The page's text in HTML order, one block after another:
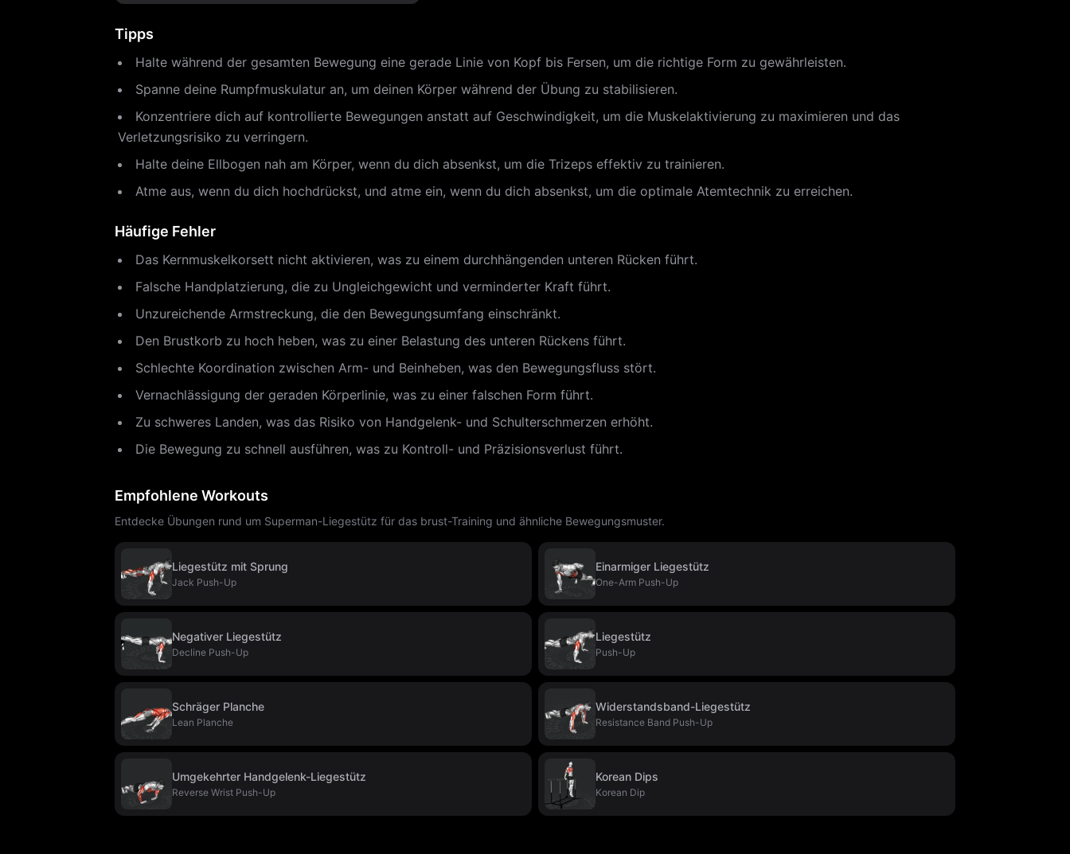
Tipps
Halte während der gesamten Bewegung eine gerade Linie von Kopf bis Fersen, um die richtige Form zu gewährleisten.
Spanne deine Rumpfmuskulatur an, um deinen Körper während der Übung zu stabilisieren.
Konzentriere dich auf kontrollierte Bewegungen anstatt auf Geschwindigkeit, um die Muskelaktivierung zu maximieren und das
Verletzungsrisiko zu verringern.
Halte deine Ellbogen nah am Körper, wenn du dich absenkst, um die Trizeps effektiv zu trainieren.
Atme aus, wenn du dich hochdrückst, und atme ein, wenn du dich absenkst, um die optimale Atemtechnik zu erreichen.
Häufige Fehler
Das Kernmuskelkorsett nicht aktivieren, was zu einem durchhängenden unteren Rücken führt.
Falsche Handplatzierung, die zu Ungleichgewicht und verminderter Kraft führt.
Unzureichende Armstreckung, die den Bewegungsumfang einschränkt.
Den Brustkorb zu hoch heben, was zu einer Belastung des unteren Rückens führt.
Schlechte Koordination zwischen Arm- und Beinheben, was den Bewegungsfluss stört.
Vernachlässigung der geraden Körperlinie, was zu einer falschen Form führt.
Zu schweres Landen, was das Risiko von Handgelenk- und Schulterschmerzen erhöht.
Die Bewegung zu schnell ausführen, was zu Kontroll- und Präzisionsverlust führt.
Empfohlene Workouts
Entdecke Übungen rund um Superman-Liegestütz für das brust-Training und ähnliche Bewegungsmuster.
Liegestütz mit Sprung
Jack Push-Up
Einarmiger Liegestütz
One-Arm Push-Up
Negativer Liegestütz
Decline Push-Up
Liegestütz
Push-Up
Schräger Planche
Lean Planche
Widerstandsband-Liegestütz
Resistance Band Push-Up
Umgekehrter Handgelenk-Liegestütz
Reverse Wrist Push-Up
Korean Dips
Korean Dip